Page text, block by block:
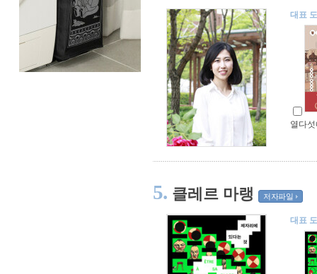
대표
열다
5. 클레르 마랭 저자파일
대표